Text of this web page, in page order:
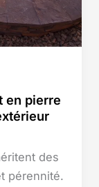
en pierre
des
pérennité.